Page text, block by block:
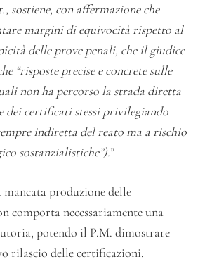
sostiene, con affermazione che
margini di equivocità rispetto al
delle prove penali, che il giudice
“risposte precise e concrete sulle
non ha percorso la strada diretta
dei certificati stessi privilegiando
indiretta del reato ma a rischio
sostanzialistiche”).”
mancata produzione delle
comporta necessariamente una
potendo il P.M. dimostrare
rilascio delle certificazioni.